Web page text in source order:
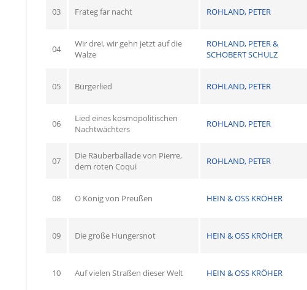
03 Frateg far nacht ROHLAND, PETER
04
Wir drei, wir gehn jetzt auf die
Walze
ROHLAND, PETER &
SCHOBERT SCHULZ
05 Bürgerlied ROHLAND, PETER
06
Lied eines kosmopolitischen
Nachtwächters
ROHLAND, PETER
07
Die Räuberballade von Pierre,
dem roten Coqui
ROHLAND, PETER
08 O König von Preußen HEIN & OSS KRÖHER
09 Die große Hungersnot HEIN & OSS KRÖHER
10 Auf vielen Straßen dieser Welt HEIN & OSS KRÖHER